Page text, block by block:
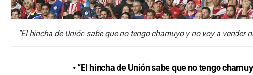
"El hincha de Unión sabe que no tengo chamuyo y no voy a vender
• “El hincha de Unión sabe que no tengo